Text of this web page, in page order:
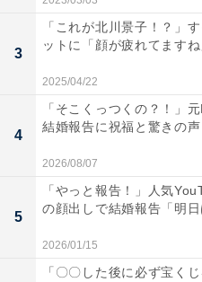
3
「これが北川景子！？」
ットに「顔が疲れてます
2025/04/22
4
「そこくっつくの？！」
結婚報告に祝福と驚きの
2026/08/07
5
「やっと報告！」人気
の顔出しで結婚報告「明
2026/01/15
「〇〇した後に必ず宝く